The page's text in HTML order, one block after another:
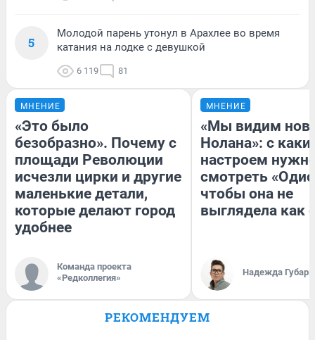
5
Молодой парень утонул в Арахлее во время
катания на лодке с девушкой
6 119 81
МНЕНИЕ
«Это было
безобразно». Почему с
площади Революции
исчезли цирки и другие
маленькие детали,
которые делают город
удобнее
Команда проекта
«Редколлегия»
МНЕНИЕ
«Мы видим
Нолана»: с
настроем
смотреть
чтобы она не
выглядела как
Надежда Губарь
РЕКОМЕНДУЕМ